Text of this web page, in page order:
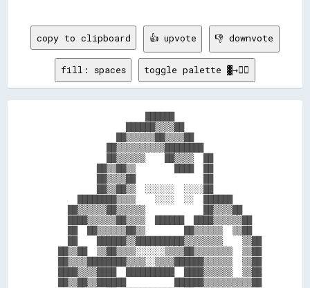
copy to clipboard 👍 upvote 👎 downvote
fill: spaces toggle palette ▓→✊🏽
                ██████▒▒▒▒██
              ██▒▒▒▒▒▒██▒▒▒▒██
            ██▒▒▒▒▒▒▒▒▒▒████████
            ██▒▒▒▒▒▒    ██▒▒▒▒  ██
          ██▒▒██▒▒        ████  ██
          ██▒▒▒▒██              ██
          ██▒▒██▒▒  ░░░░░░  ░░░░██
      ████████▒▒▒▒    ░░░░  ░░  ██████
    ██▒▒▒▒▒▒██▒▒▒▒▒▒            ██▒▒▒▒██
    ████▒▒▒▒▒▒██▒▒▒▒  ██████  ████▒▒▒▒▒▒██
    ██  ██▒▒▒▒▒▒██▒▒        ██▒▒▒▒▒▒  ▒▒██
    ██    ██████▒▒██████████▒▒▒▒▒▒▒▒    ▒▒██
  ██▒▒██  ▒▒██▒▒▒▒░░░░░░▒▒▒▒██▒▒▒▒▒▒▒▒  ▒▒██
  ██▒▒▒▒████████▒▒▒▒░░▒▒▒▒██████▒▒▒▒▒▒  ▒▒██
  ████▒▒▒▒████  ██████████  ████▒▒▒▒▒▒  ▒▒██
  ██▒▒██▒▒██████          ██████▒▒▒▒▒▒▒▒▒▒██